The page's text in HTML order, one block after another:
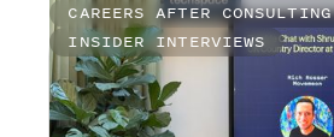
CAREERS AFTER CONSULTING
INSIDER INTERVIEWS